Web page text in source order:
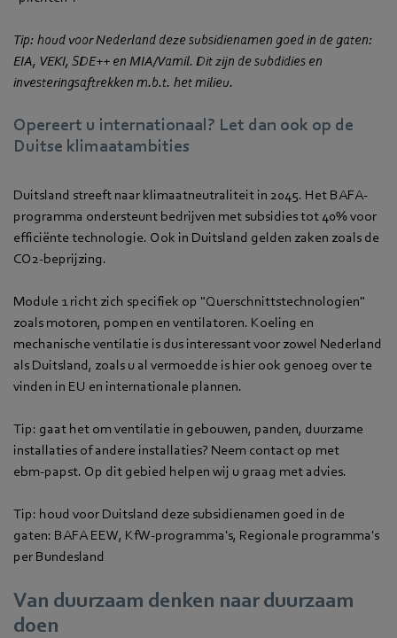
Tip: houd voor Nederland deze subsidienamen goed in de gaten:
EIA, VEKI, SDE++ en MIA/Vamil. Dit zijn de subdidies en
investeringsaftrekken m.b.t. het milieu.
Opereert u internationaal? Let dan ook op de
Duitse klimaatambities
Duitsland streeft naar klimaatneutraliteit in 2045. Het BAFA-
programma ondersteunt bedrijven met subsidies tot 40% voor
efficiënte technologie. Ook in Duitsland gelden zaken zoals de
CO2-beprijzing.
Module 1 richt zich specifiek op "Querschnittstechnologien"
zoals motoren, pompen en ventilatoren. Koeling en
mechanische ventilatie is dus interessant voor zowel Nederland
als Duitsland, zoals u al vermoedde is hier ook genoeg over te
vinden in EU en internationale plannen.
Tip: gaat het om ventilatie in gebouwen, panden, duurzame
installaties of andere installaties? Neem contact op met
ebm‑papst. Op dit gebied helpen wij u graag met advies.
Tip: houd voor Duitsland deze subsidienamen goed in de
gaten: BAFA EEW, KfW-programma's, Regionale programma's
per Bundesland
Van duurzaam denken naar duurzaam
doen